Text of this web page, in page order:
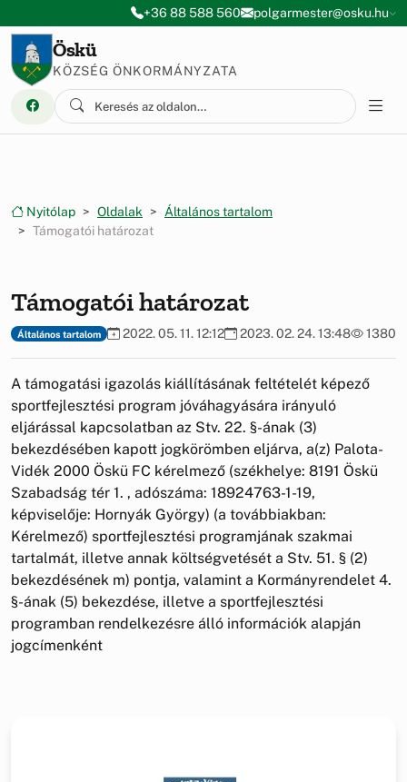
Ugrás a menüre
Ugrás a tartalomra+36 88 588 560 polgarmester@osku.hu
Öskü
KÖZSÉG ÖNKORMÁNYZATA
Nyitólap Oldalak
Általános tartalom
Támogatói határozat
Támogatói határozat
Általános tartalom 2022. 05. 11. 12:12 2023. 02. 24. 13:48 1380
A támogatási igazolás kiállításának feltételét képező
sportfejlesztési program jóváhagyására irányuló
eljárással kapcsolatban az Stv. 22. §-ának (3)
bekezdésében kapott jogkörömben eljárva, a(z) Palota-
Vidék 2000 Öskü FC kérelmező (székhelye: 8191 Öskü
Szabadság tér 1. , adószáma: 18924763-1-19,
képviselője: Hornyák György) (a továbbiakban:
Kérelmező) sportfejlesztési programjának szakmai
tartalmát, illetve annak költségvetését a Stv. 51. § (2)
bekezdésének m) pontja, valamint a Kormányrendelet 4.
§-ának (5) bekezdése, illetve a sportfejlesztési
programban rendelkezésre álló információk alapján
jogcímenként